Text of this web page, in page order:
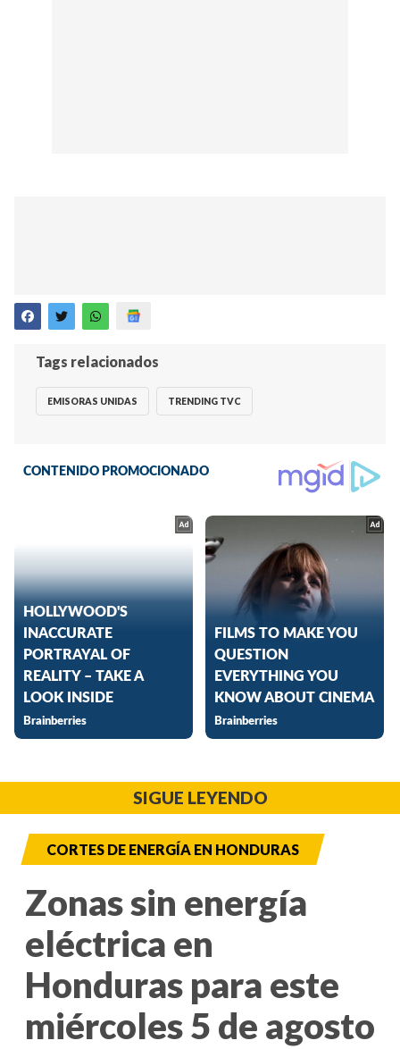
Tags relacionados
EMISORAS UNIDAS TRENDING TVC
SIGUE LEYENDO
CORTES DE ENERGÍA EN HONDURAS
Zonas sin energía
eléctrica en
Honduras para este
miércoles 5 de agosto